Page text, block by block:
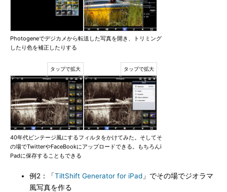
Photogeneでデジカメから転送した写真を開き、トリミング
したり色を補正したりする
40年代ビンテージ風にするフィルタをかけてみた。そしてそ
の場でTwitterやFaceBookにアップロードできる。もちろんi
Padに保存することもできる
例2：「TiltShift Generator for iPad 」でその場でジオラマ
風写真を作る